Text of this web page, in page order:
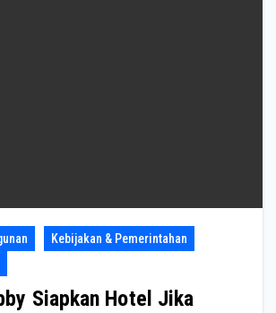
Kebijakan & Pemerintahan
Siapkan Hotel Jika